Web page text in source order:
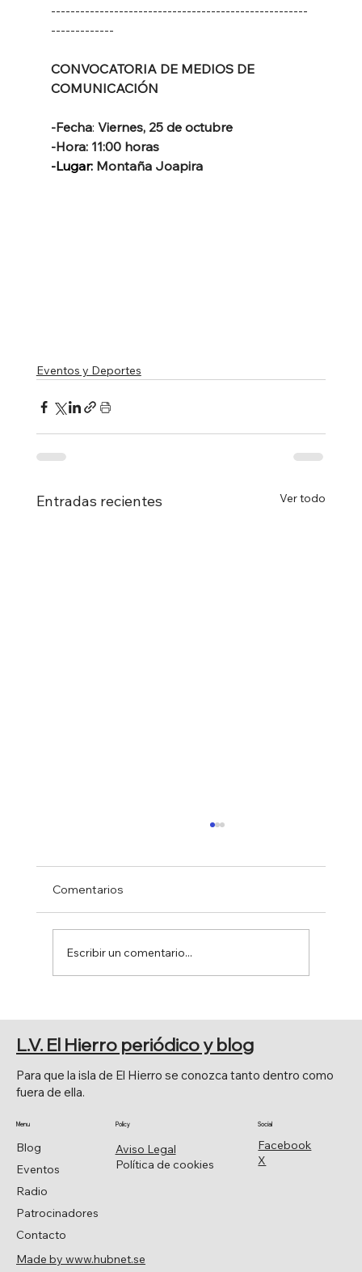
-----------------------------------------------------
-------------
CONVOCATORIA DE MEDIOS DE
COMUNICACIÓN
-Fecha: Viernes, 25 de octubre
-Hora: 11:00 horas
-Lugar: Montaña Joapira
Eventos y Deportes
Entradas recientes Ver todo
FIESTAS PATRONALES DE LA
FRONTERA 2026
Comentarios
Escribir un comentario...
Facebook
X
Social
Aviso Legal
Política de cookies
Policy
Blog
Eventos
Radio
Patrocinadores
Contacto
Menu
Para que la isla de El Hierro se conozca tanto dentro como
fuera de ella.
L.V. El Hierro periódico y blog
Made by www.hubnet.se